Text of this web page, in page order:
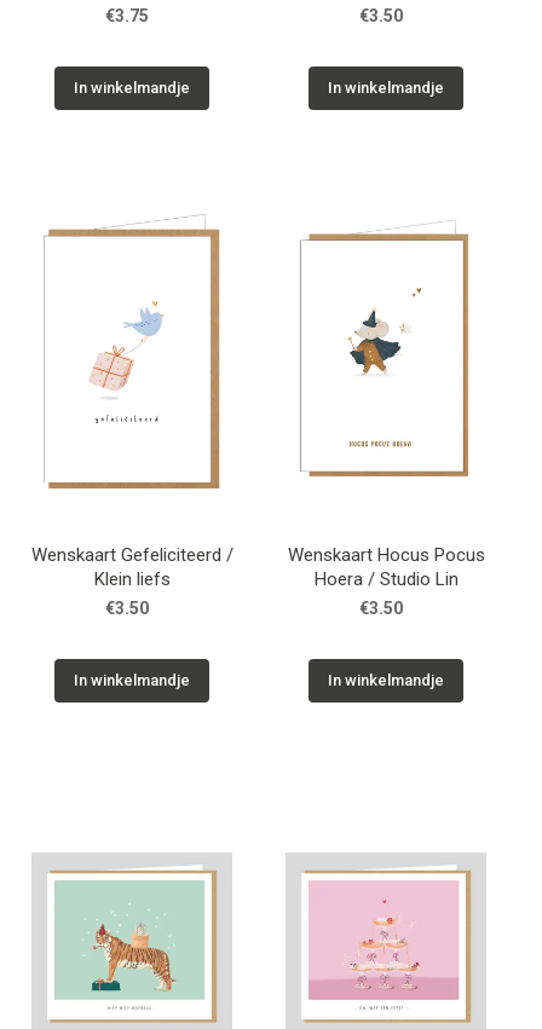
€3.75
In winkelmandje
€3.50
In winkelmandje
Wenskaart Gefeliciteerd /
Klein liefs
€3.50
In winkelmandje
Wenskaart Hocus Pocus
Hoera / Studio Lin
€3.50
In winkelmandje